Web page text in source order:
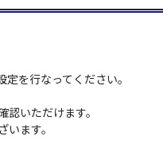
を行なってください。
いただけます。
ます。